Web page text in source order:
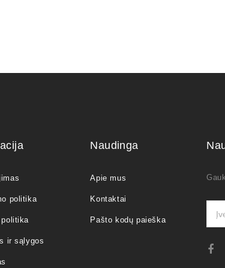
politika
ir sąlygos
Naudinga
Apie mus
Kontaktai
Pašto kodų paieška